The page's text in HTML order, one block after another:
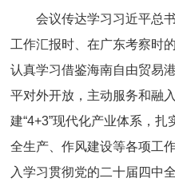
会议传达学习习近平总
工作汇报时、在广东考察时
认真学习借鉴海南自由贸易
平对外开放，主动服务和融
建“4+3”现代化产业体系，
全生产、作风建设等各项工
入学习贯彻党的二十届四中